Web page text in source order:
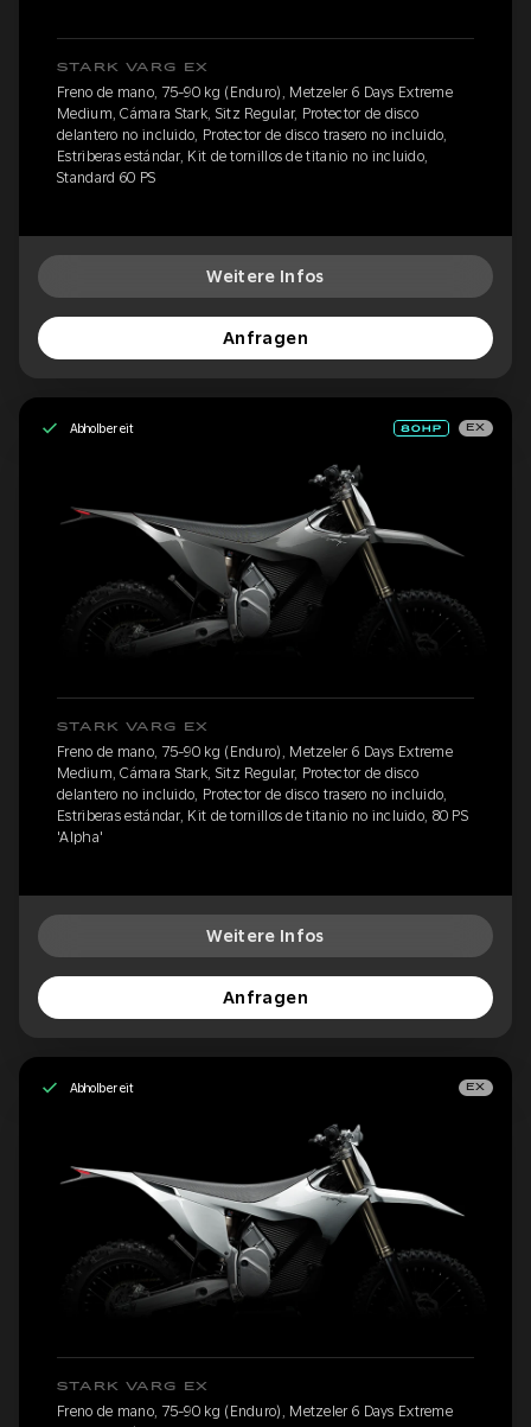
STARK VARG EX
Freno de mano, 75-90 kg (Enduro), Metzeler 6 Days Extreme
Medium, Cámara Stark, Sitz Regular, Protector de disco
delantero no incluido, Protector de disco trasero no incluido,
Estriberas estándar, Kit de tornillos de titanio no incluido,
Standard 60 PS
Weitere Infos
Anfragen
Abholbereit EX
STARK VARG EX
Freno de mano, 75-90 kg (Enduro), Metzeler 6 Days Extreme
Medium, Cámara Stark, Sitz Regular, Protector de disco
delantero no incluido, Protector de disco trasero no incluido,
Estriberas estándar, Kit de tornillos de titanio no incluido, 80 PS
'Alpha'
Weitere Infos
Anfragen
Abholbereit EX
STARK VARG EX
Freno de mano, 75-90 kg (Enduro), Metzeler 6 Days Extreme